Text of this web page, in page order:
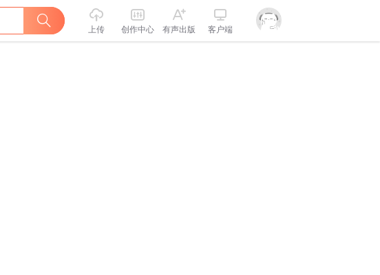
上传 创作中心 有声出版 客户端